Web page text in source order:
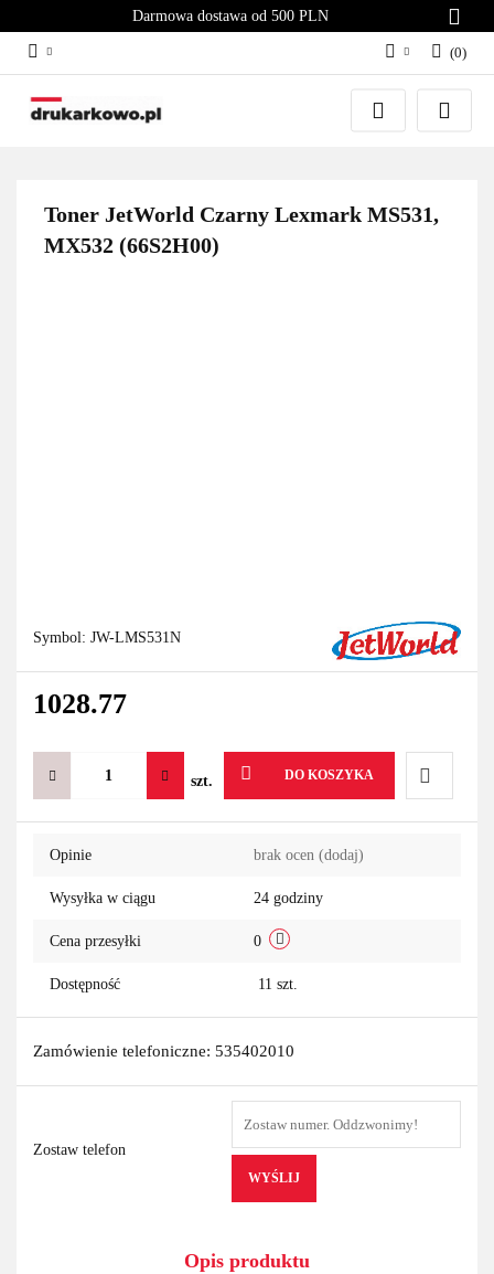
Darmowa dostawa od 500 PLN
Zaloguj się
Załóż konto
(0)
Toner JetWorld Czarny Lexmark MS531,
MX532 (66S2H00)
Symbol: JW-LMS531N
1028.77
szt. DO KOSZYKA
Do
Opinie brak ocen (dodaj)
Wysyłka w ciągu 24 godziny
Cena przesyłki 0
Dostępność 11 szt.
Zamówienie telefoniczne: 535402010
Zostaw telefon
WYŚLIJ
Opis produktu